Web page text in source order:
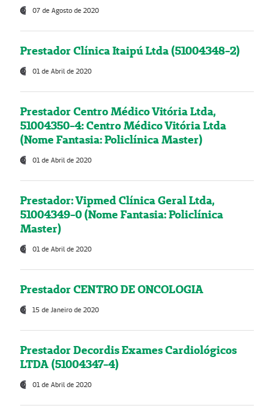
07 de Agosto de 2020
Prestador Clínica Itaipú Ltda (51004348-2)
01 de Abril de 2020
Prestador Centro Médico Vitória Ltda,
51004350-4: Centro Médico Vitória Ltda
(Nome Fantasia: Policlínica Master)
01 de Abril de 2020
Prestador: Vipmed Clínica Geral Ltda,
51004349-0 (Nome Fantasia: Policlínica
Master)
01 de Abril de 2020
Prestador CENTRO DE ONCOLOGIA
15 de Janeiro de 2020
Prestador Decordis Exames Cardiológicos
LTDA (51004347-4)
01 de Abril de 2020